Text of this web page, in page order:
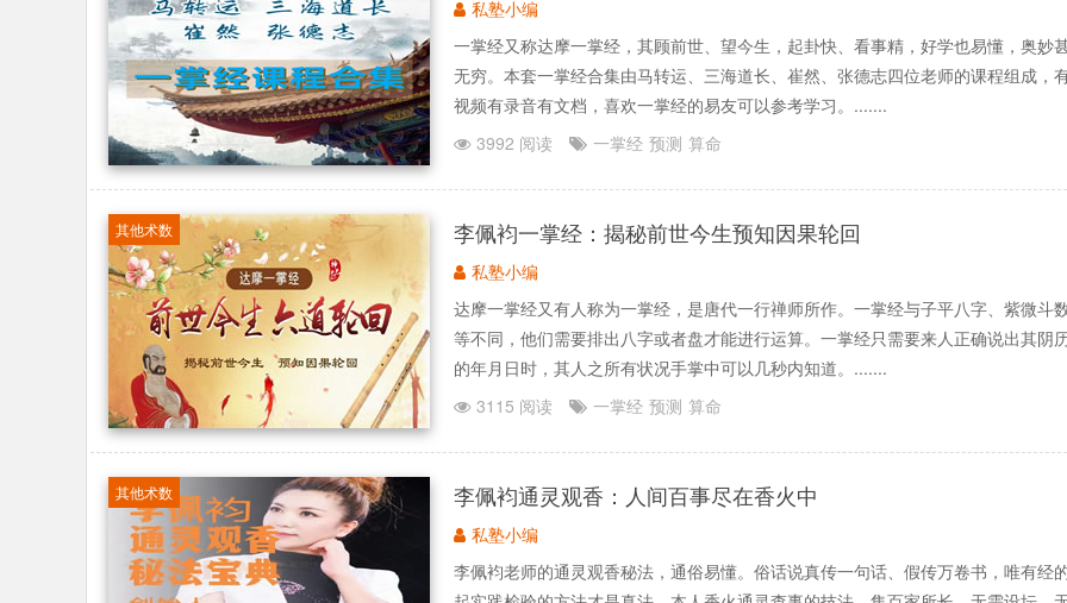
私塾小编
一掌经又称达摩一掌经，其顾前世、望今生，起卦快、看事精，好学也易懂，奥妙
无穷。本套一掌经合集由马转运、三海道长、崔然、张德志四位老师的课程组成，
视频有录音有文档，喜欢一掌经的易友可以参考学习。.......
3992 阅读
一掌经 预测 算命
其他术数 李佩袀一掌经：揭秘前世今生预知因果轮回
私塾小编
达摩一掌经又有人称为一掌经，是唐代一行禅师所作。一掌经与子平八字、紫微斗
等不同，他们需要排出八字或者盘才能进行运算。一掌经只需要来人正确说出其阴
的年月日时，其人之所有状况手掌中可以几秒内知道。.......
3115 阅读
一掌经 预测 算命
其他术数 李佩袀通灵观香：人间百事尽在香火中
私塾小编
李佩袀老师的通灵观香秘法，通俗易懂。俗话说真传一句话、假传万卷书，唯有经